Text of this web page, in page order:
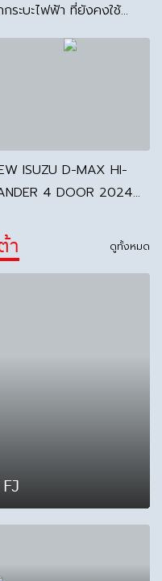
กระบะไฟฟ้า ที่ยังคงใช้
ลตฟอร์มเดียวกับตัว
เครื่องยนต์ดีเซล
ISUZU D-MAX HI-
4 DOOR 2024
า ดูทั้งหมด